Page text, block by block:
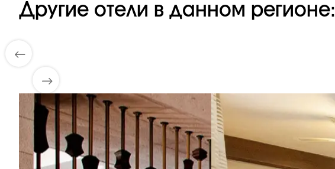
Другие отели в данном регионе: